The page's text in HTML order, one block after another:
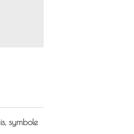
symbole